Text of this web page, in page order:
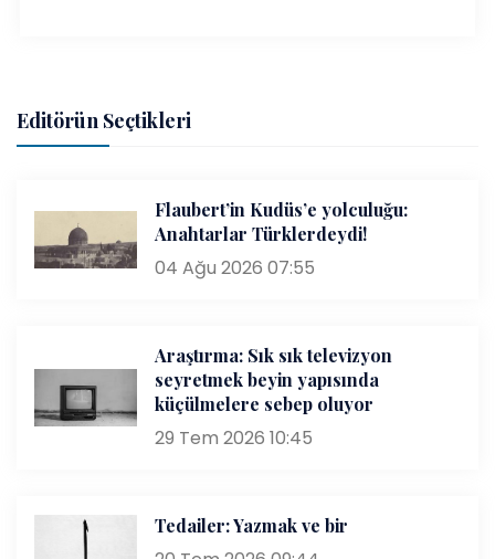
Editörün Seçtikleri
Flaubert’in Kudüs’e yolculuğu:
Anahtarlar Türklerdeydi!
04 Ağu 2026 07:55
Araştırma: Sık sık televizyon
seyretmek beyin yapısında
küçülmelere sebep oluyor
29 Tem 2026 10:45
Tedailer: Yazmak ve bir